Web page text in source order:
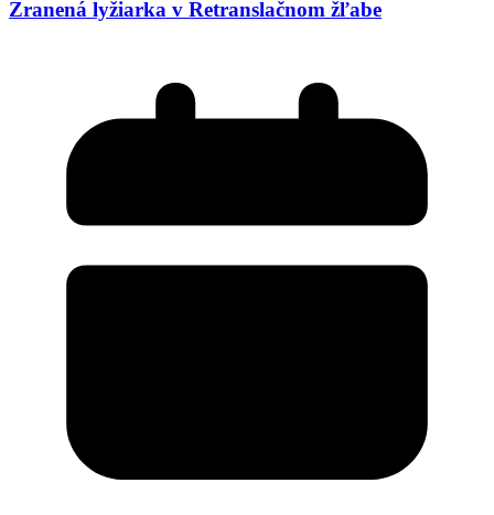
Zranená lyžiarka v Retranslačnom žľabe